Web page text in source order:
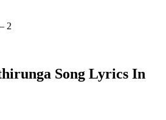
2
Song Lyrics In